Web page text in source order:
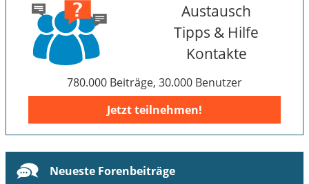
Austausch
Tipps & Hilfe
Kontakte
780.000 Beiträge, 30.000 Benutzer
Jetzt teilnehmen!
Neueste Forenbeiträge